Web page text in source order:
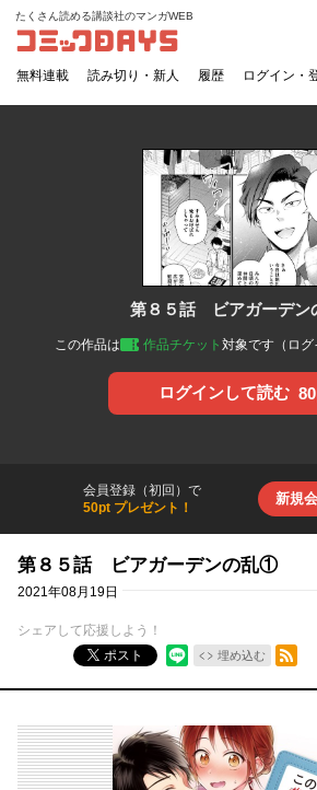
コミックDAYS
たくさん読める講談社のマンガWEB
無料連載 読み切り・新人 履歴 ログイン・
第８５話 ビアガーデ
この作品は 作品チケット 対象です（ログ
ログインして読む
会員登録（初回）で
50pt プレゼント！
新規
第８５話 ビアガーデンの乱①
2021年08月19日
シェアして応援しよう！
ポスト
埋め込む
RSSフィード